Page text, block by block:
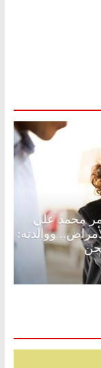
مقعد شاغر
طالب الهندسة
أحلى سنين عمره بتضيع في السجن